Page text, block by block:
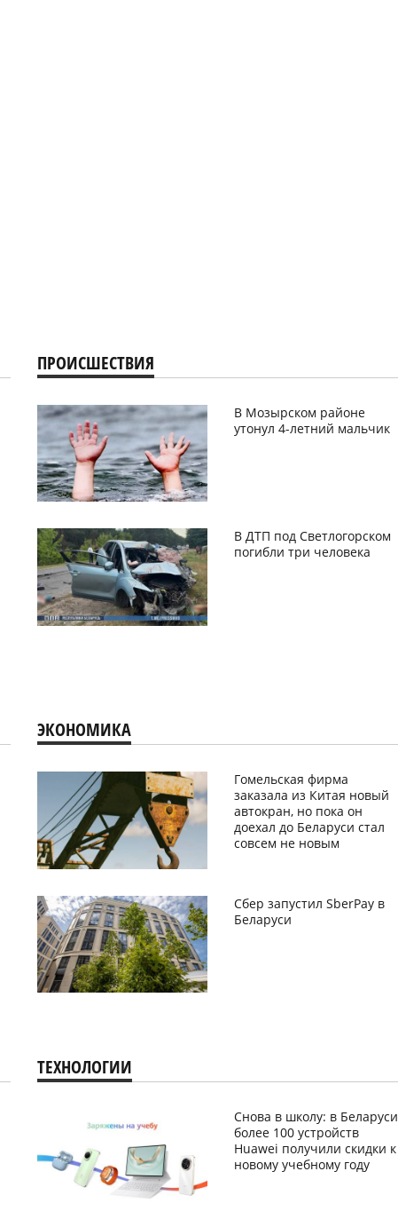
ПРОИСШЕСТВИЯ
В Мозырском районе
утонул 4-летний мальчик
В ДТП под Светлогорском
погибли три человека
ЭКОНОМИКА
Гомельская фирма
заказала из Китая новый
автокран, но пока он
доехал до Беларуси стал
совсем не новым
Сбер запустил SberPay в
Беларуси
ТЕХНОЛОГИИ
Снова в школу: в Беларуси
более 100 устройств
Huawei получили скидки к
новому учебному году